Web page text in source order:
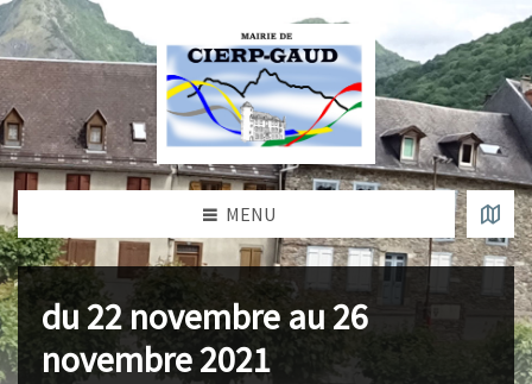
MENU
du 22 novembre au 26
novembre 2021